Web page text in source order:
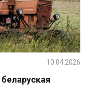
10.04.2026